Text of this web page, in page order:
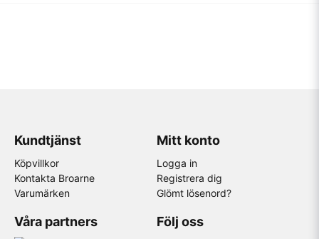
Kundtjänst
Köpvillkor
Kontakta Broarne
Varumärken
Mitt konto
Logga in
Registrera dig
Glömt lösenord?
Våra partners Följ oss